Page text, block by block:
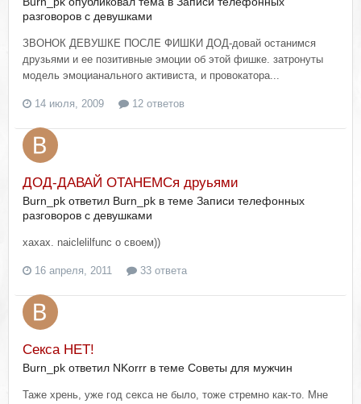
разговоров с девушками
ЗВОНОК ДЕВУШКЕ ПОСЛЕ ФИШКИ ДОД-довай останимся
друзьями и ее позитивные эмоции об этой фишке. затронуты
модель эмоцианального активиста, и провокатора...
14 июля, 2009 12 ответов
ДОД-ДАВАЙ ОТАНЕМСя друьями
Burn_pk ответил Burn_pk в теме Записи телефонных
разговоров с девушками
хахах. naiclelilfunc о своем))
16 апреля, 2011 33 ответа
Секса НЕТ!
Burn_pk ответил NKorrr в теме Советы для мужчин
Таже хрень, уже год секса не было, тоже стремно как-то. Мне